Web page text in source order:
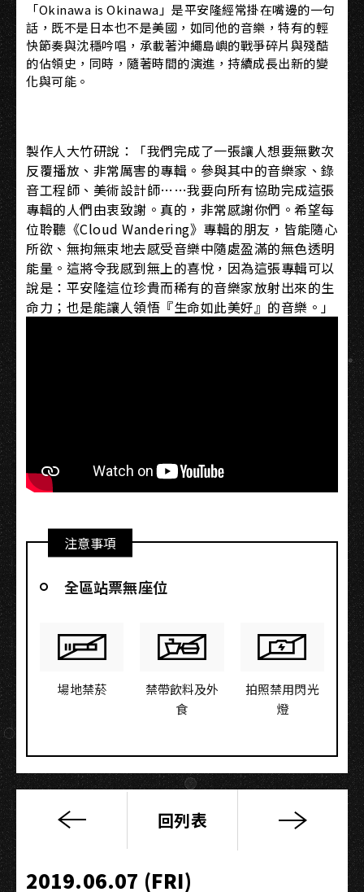
「Okinawa is Okinawa」是平安隆經常掛在嘴邊的一句
話，既不是日本也不是美國，如同他的音樂，特有的輕
快節奏與沈穩吟唱，承載著沖繩島嶼的戰爭碎片與殘酷
的佔領史，同時，隨著時間的演進，持續成長出新的變
化與可能。
製作人大竹研說：「我們完成了一張讓人想要無數次
反覆播放、非常厲害的專輯。參與其中的音樂家、錄
音工程師、美術設計師……我要向所有協助完成這張
專輯的人們由衷致謝。真的，非常感謝你們。希望每
位聆聽《Cloud Wandering》專輯的朋友，皆能隨心
所欲、無拘無束地去感受音樂中隨處盈滿的無色透明
能量。這將令我感到無上的喜悅，因為這張專輯可以
說是：平安隆這位珍貴而稀有的音樂家放射出來的生
命力；也是能讓人領悟『生命如此美好』的音樂。」
注意事項
全區站票無座位
場地禁菸
禁帶飲料及外
食
拍照禁用閃光
燈
熊
《熊
回列表
2019.06.07 (FRI)